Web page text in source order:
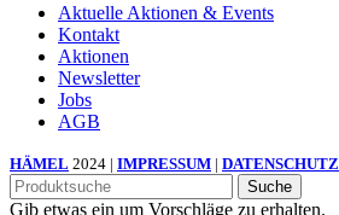
Aktuelle Aktionen & Events
Kontakt
Aktionen
Newsletter
Jobs
AGB
HÄMEL 2024 | IMPRESSUM | DATENSCHUTZ
Suche
Gib etwas ein um Vorschläge zu erhalten.